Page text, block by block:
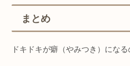
まとめ
ドキドキが癖（やみつき）になる